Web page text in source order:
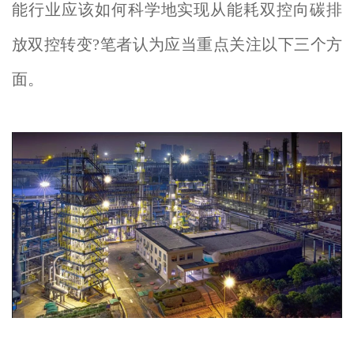
能行业应该如何科学地实现从能耗双控向碳排
放双控转变?笔者认为应当重点关注以下三个方
面。